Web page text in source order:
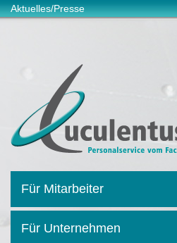
Aktuelles/Presse
Für Mitarbeiter
Für Unternehmen